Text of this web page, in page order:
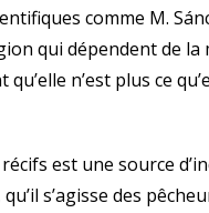
comme M.
qui dépendent de
n’est plus ce
est une source
s’agisse des